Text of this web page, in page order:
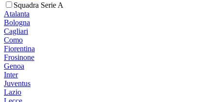
Squadra Serie A
Atalanta
Bologna
Cagliari
Como
Fiorentina
Frosinone
Genoa
Inter
Juventus
Lazio